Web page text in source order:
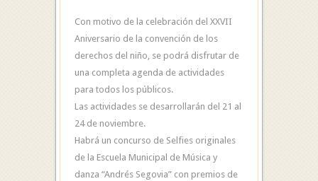
Con motivo de la celebración del XXVII
Aniversario de la convención de los
derechos del niño, se podrá disfrutar de
una completa agenda de actividades
para todos los públicos.
Las actividades se desarrollarán del 21 al
24 de noviembre.
Habrá un concurso de Selfies originales
de la Escuela Municipal de Música y
danza “Andrés Segovia” con premios de